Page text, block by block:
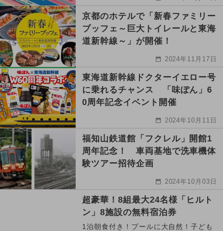
京都のホテルで「新春ファミリー
ブッフェ～巨大トイレールと東海
道新幹線～」が開催！
2024年11月17日
東海道新幹線ドクターイエロー号
に乗れるチャンス 「味ぽん」6
0周年記念イベント開催
2024年10月11日
福知山鉄道館「フクレル」開館1
周年記念！ 車両基地で洗車機体
験ツアー招待企画
2024年10月03日
超豪華！8組最大24名様「ヒルト
ン」8施設の無料宿泊券
1泊朝食付き！プールに大自然！子ども